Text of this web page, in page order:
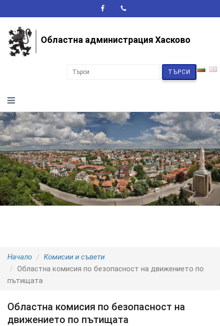
Областна администрация Хасково
ТЪРСИ
Начало
Комисии и съвети
Областна комисия по безопасност на движението по
пътищата
Областна комисия по безопасност на
движението по пътищата